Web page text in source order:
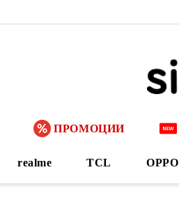
ПРОМОЦИИ
realme TCL OPPO